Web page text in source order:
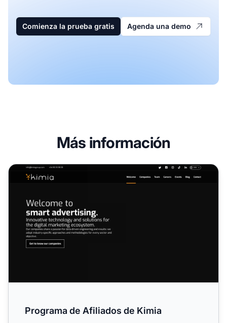
Comienza la prueba gratis Agenda una demo
Más información
Programa de Afiliados de Kimia
Programa de Afiliados de Kimia